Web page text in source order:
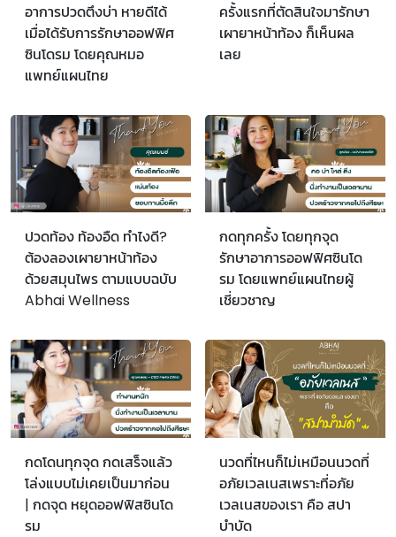
อาการปวดตึงบ่า หายดีได้
เมื่อได้รับการรักษาออฟฟิศ
ซินโดรม โดยคุณหมอ
แพทย์แผนไทย
ครั้งแรกที่ตัดสินใจมารักษา
เผายาหน้าท้อง ก็เห็นผล
เลย
ปวดท้อง ท้องอืด ทำไงดี?
ต้องลองเผายาหน้าท้อง
ด้วยสมุนไพร ตามแบบฉบับ
Abhai Wellness
กดทุกครั้ง โดยทุกจุด
รักษาอาการออฟฟิศซินโด
รม โดยแพทย์แผนไทยผู้
เชี่ยวชาญ
กดโดนทุกจุด กดเสร็จแล้ว
โล่งแบบไม่เคยเป็นมาก่อน
| กดจุด หยุดออฟฟิสซินโด
รม
นวดที่ไหนก็ไม่เหมือนนวดที่
อภัยเวลเนสเพราะที่อภัย
เวลเนสของเรา คือ สปา
บำบัด